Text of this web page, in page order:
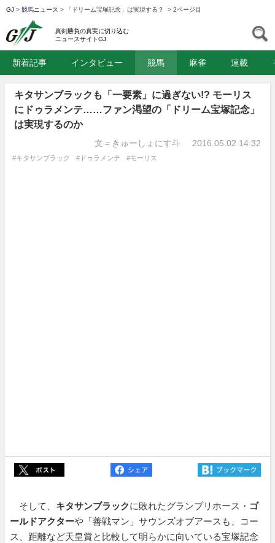
GJ > 競馬ニュース > 「ドリーム宝塚記念」は実現する？ > 2ページ目
真剣勝負の真実に切り込む
ニュースサイトGJ
新着記事 インタビュー 競馬 麻雀 連載
キタサンブラックも「一要素」に過ぎない!? モーリス
にドゥラメンテ……ファン渇望の「ドリーム宝塚記念」
は実現するのか
文＝きゅーしょにす斗 2016.05.02 14:32
#キタサンブラック #ドゥラメンテ #モーリス
そして、 キタサンブラックに敗れたグランプリホース・ ゴ
ールドアクターや「善戦マン」サウンズオブアースも、コー
ス、距離など天皇賞と比較して明らかに向いている宝塚記念